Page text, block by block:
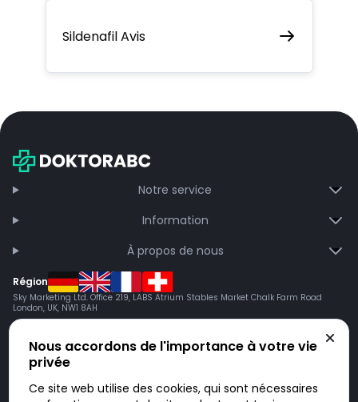
Sildenafil Avis
Notre service
Information
À propos de nous
Région
Sky Marketing Ltd. Office 219, LABS Atrium Stables Market Chalk Farm Road
London, UK, NW1 8AH
Nous accordons de l'importance à votre vie
privée
Ce site web utilise des cookies, qui sont nécessaires